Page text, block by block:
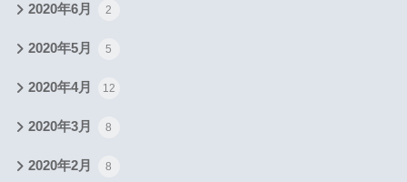
2020年6月 2
2020年5月 5
2020年4月 12
2020年3月 8
2020年2月 8